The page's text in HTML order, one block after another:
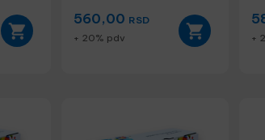
560,00 RSD
+ 20% pdv
+